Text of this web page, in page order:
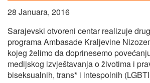
28 Januara, 2016
Sarajevski otvoreni centar realizuje
programa Ambasade Kraljevine
kojeg želimo da doprinesemo
medijskog izvještavanja o životima i
biseksualnih, trans* i intespolnih